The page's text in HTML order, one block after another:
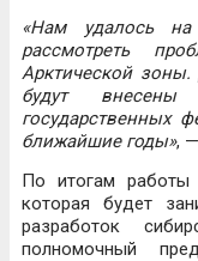
«Нам удалось на
рассмотреть
Арктической зоны.
будут внесены
государственных
ближайшие годы»,
По итогам работы
которая будет
разработок
полномочный